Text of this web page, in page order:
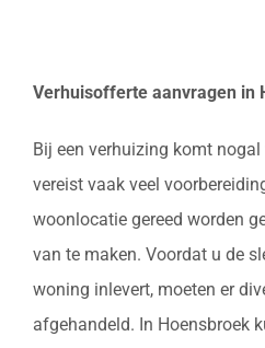
Verhuisofferte aanvragen in
Bij een verhuizing komt
vereist vaak veel
woonlocatie gereed worden
van te maken. Voordat u de
woning inlevert, moeten er
afgehandeld. In Hoensbroek